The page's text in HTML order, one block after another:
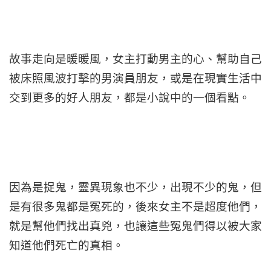
故事走向是暖暖風，女主打動男主的心、幫助自己
被床照風波打擊的男演員朋友，或是在現實生活中
交到更多的好人朋友，都是小說中的一個看點。
因為是捉鬼，靈異現象也不少，出現不少的鬼，但
是有很多鬼都是冤死的，後來女主不是超度他們，
就是幫他們找出真兇，也讓這些冤鬼們得以被大家
知道他們死亡的真相。